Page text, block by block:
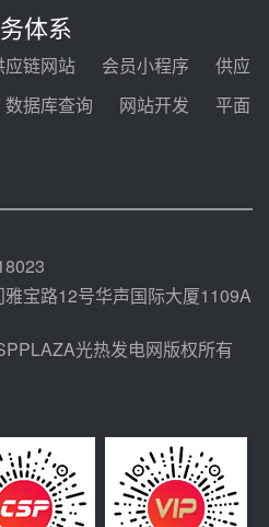
组灵活性改造项目三元液态盐
合同
工预中标华能西安热工院
2029年熔盐介质框架协议
光热项目机组调试及性能
体系
应链网站 会员小程序
供应
数据库查询 网站开发
平面
宝路12号华声国际大厦1109A
光热发电网版权所有